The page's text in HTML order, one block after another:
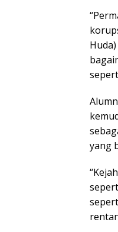
yang